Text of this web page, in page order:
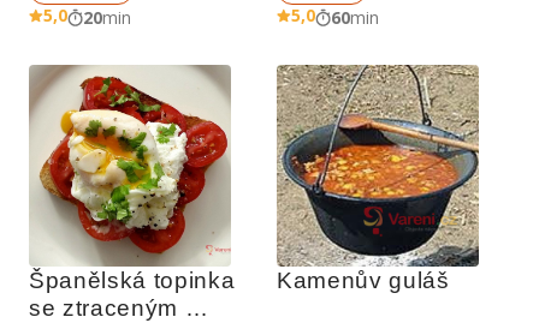
5,0 20min 5,0 60min
Španělská topinka
se ztraceným
Kamenův guláš